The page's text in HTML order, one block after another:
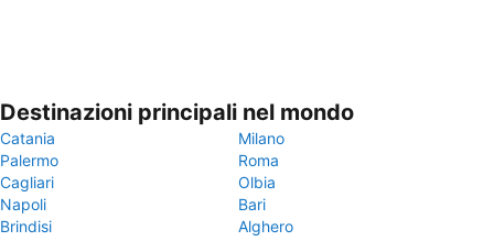
Destinazioni principali nel mondo
Catania
Milano
Palermo
Roma
Cagliari
Olbia
Napoli
Bari
Brindisi
Alghero